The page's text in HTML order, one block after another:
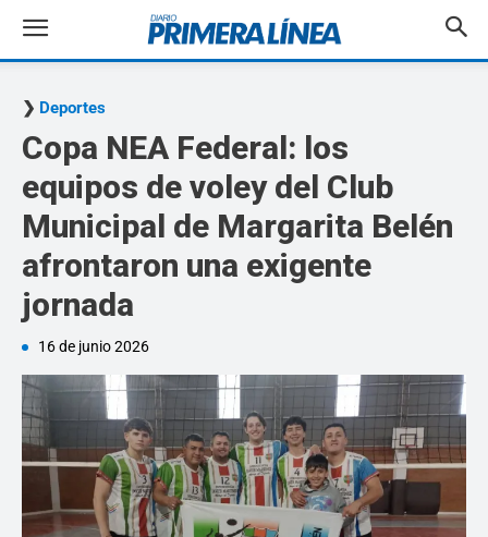
Deportes
Copa NEA Federal: los
equipos de voley del Club
Municipal de Margarita Belén
afrontaron una exigente
jornada
16 de junio 2026